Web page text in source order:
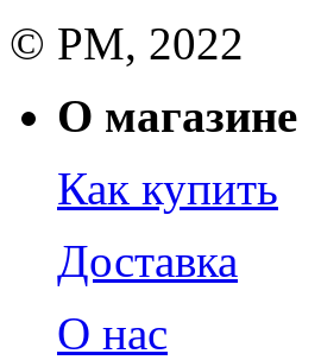
© РМ, 2022
О магазине
Как купить
Доставка
О нас